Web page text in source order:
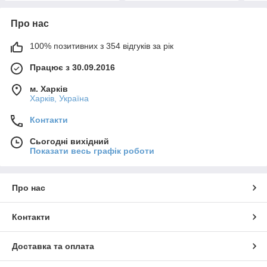
Про нас
100% позитивних з 354 відгуків за рік
Працює з 30.09.2016
м. Харків
Харків, Україна
Контакти
Сьогодні вихідний
Показати весь графік роботи
Про нас
Контакти
Доставка та оплата